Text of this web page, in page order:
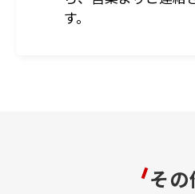
す。
その